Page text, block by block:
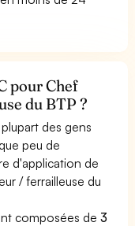
pour Chef
du BTP ?
des gens
peu de
d'application de
/ ferrailleuse du
composées de3